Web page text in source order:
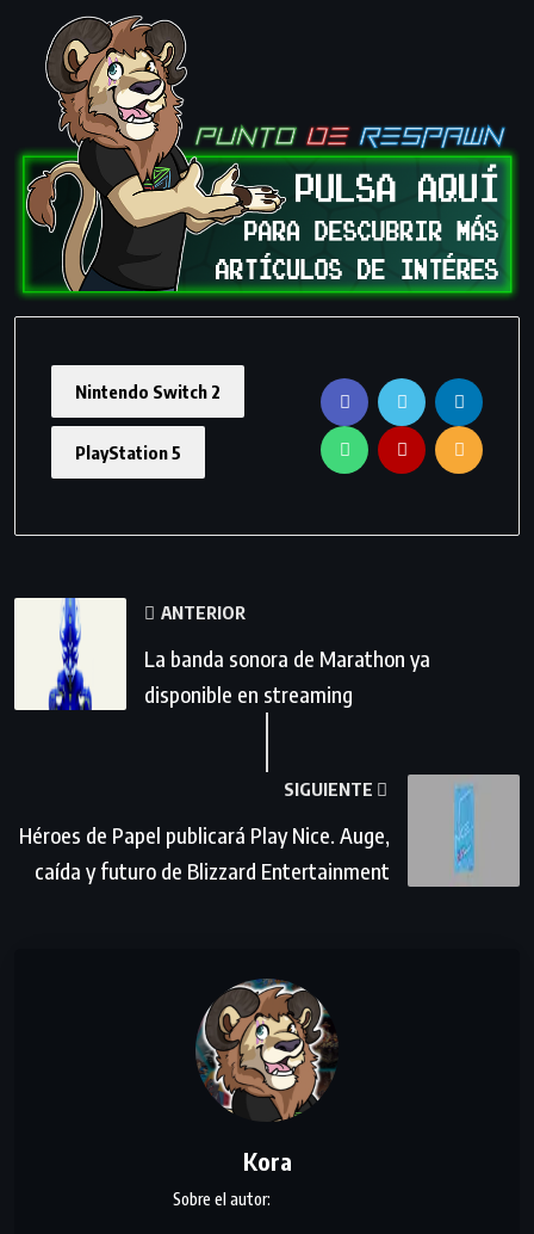
Nintendo Switch 2
PlayStation 5
ANTERIOR
La banda sonora de Marathon ya
disponible en streaming
SIGUIENTE
Héroes de Papel publicará Play Nice. Auge,
caída y futuro de Blizzard Entertainment
Kora